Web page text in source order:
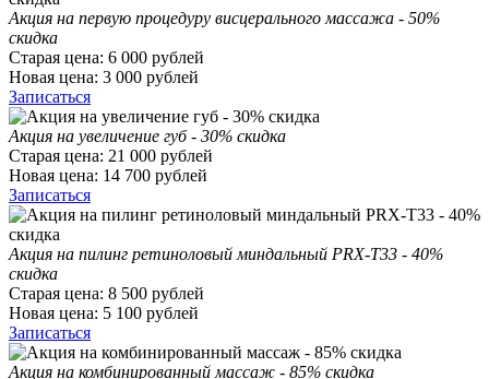
Акция на первую процедуру висцерального массажа - 50%
скидка
Старая цена: 6 000 рублей
Новая цена: 3 000 рублей
Записаться
Акция на увеличение губ - 30% скидка
Старая цена: 21 000 рублей
Новая цена: 14 700 рублей
Записаться
Акция на пилинг ретиноловый миндальный PRX-T33 - 40%
скидка
Старая цена: 8 500 рублей
Новая цена: 5 100 рублей
Записаться
Акция на комбинированный массаж - 85% скидка